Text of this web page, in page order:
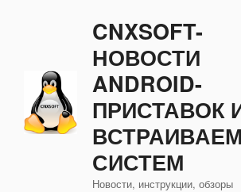
CNXSOFT-
НОВОСТИ
ANDROID-
ПРИСТАВОК
СИСТЕМ
Новости, инструкции, обзоры